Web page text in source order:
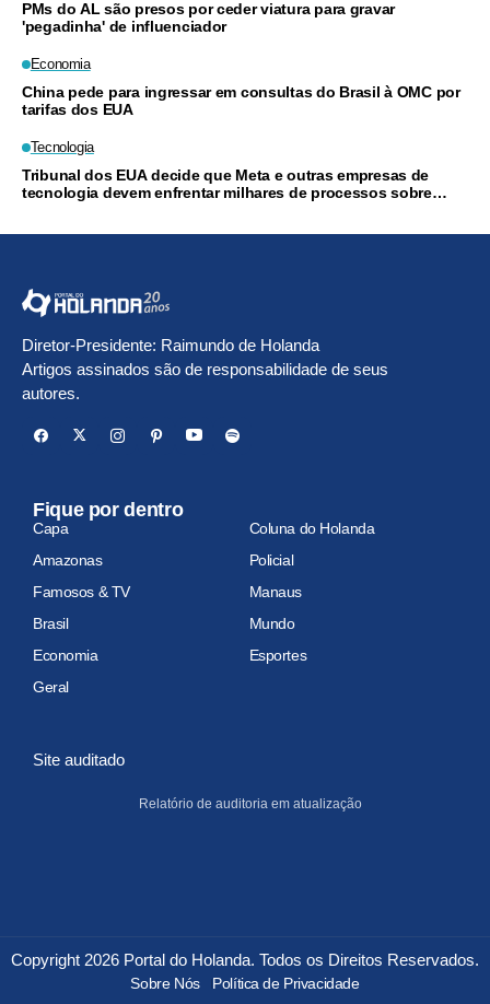
PMs do AL são presos por ceder viatura para gravar
'pegadinha' de influenciador
Economia
China pede para ingressar em consultas do Brasil à OMC por
tarifas dos EUA
Tecnologia
Tribunal dos EUA decide que Meta e outras empresas de
tecnologia devem enfrentar milhares de processos sobre
Diretor-Presidente: Raimundo de Holanda
Artigos assinados são de responsabilidade de seus
autores.
Fique por dentro
Capa
Coluna do Holanda
Amazonas
Policial
Famosos & TV
Manaus
Brasil
Mundo
Economia
Esportes
Geral
Site auditado
Relatório de auditoria em atualização
Copyright 2026 Portal do Holanda. Todos os Direitos Reservados.
Sobre Nós Política de Privacidade